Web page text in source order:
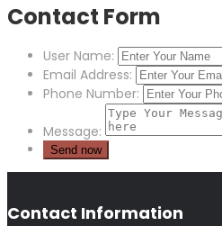
Contact Form
User Name:
Email Address:
Phone Number:
Message:
Contact Information